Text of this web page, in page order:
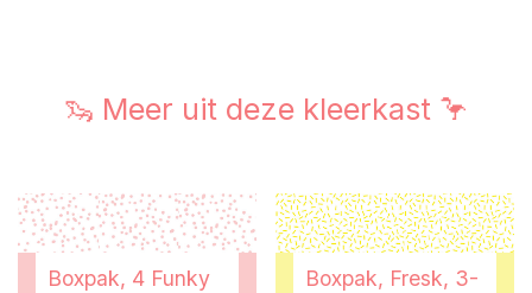
🦦 Meer uit deze kleerkast 🦩
Boxpak, 4 Funky
Boxpak, Fresk, 3-